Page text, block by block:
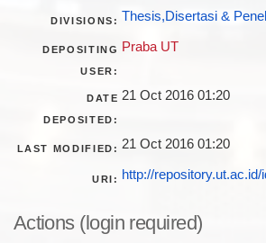
DIVISIONS: Thesis,Disertasi &
DEPOSITING
USER:
Praba UT
DATE
DEPOSITED:
21 Oct 2016 01:20
LAST MODIFIED: 21 Oct 2016 01:20
URI: http://repository.ut.ac.id/
Actions (login required)